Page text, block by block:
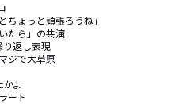
ちょっと頑張ろうね」
たら」の共演
返し表現
ジで大草原
かよ
ート